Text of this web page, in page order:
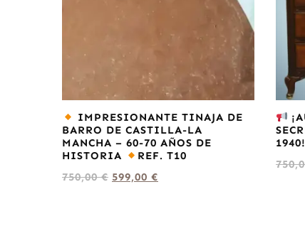
IMPRESIONANTE TINAJA DE
BARRO DE CASTILLA-LA
MANCHA – 60-70 AÑOS DE
HISTORIA
REF. T10
750,00€ 599,00 €
1940!